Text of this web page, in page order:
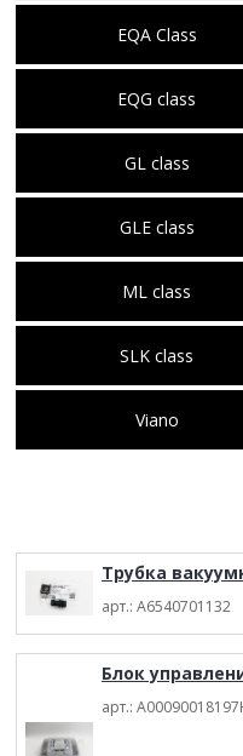
EQA Class
EQG class
GL class
GLE class
ML class
SLK class
Viano
Tpyбкa
арт.: A6540701132
Блок
арт.: